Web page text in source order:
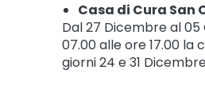
Casa di Cura San
Dal 27 Dicembre al
07.00 alle ore 17.00 la
giorni 24 e 31